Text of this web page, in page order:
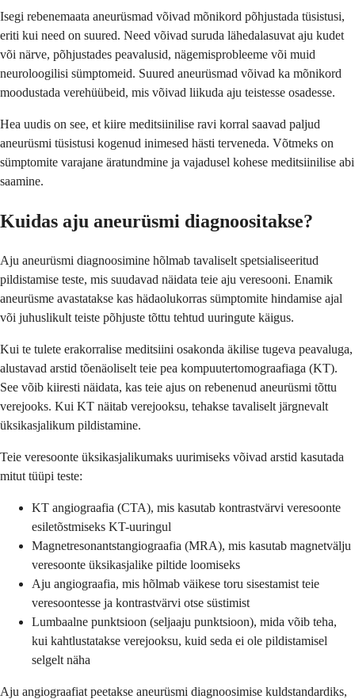
Isegi rebenemaata aneurüsmad võivad mõnikord põhjustada tüsistusi,
eriti kui need on suured. Need võivad suruda lähedalasuvat aju kudet
või närve, põhjustades peavalusid, nägemisprobleeme või muid
neuroloogilisi sümptomeid. Suured aneurüsmad võivad ka mõnikord
moodustada verehüübeid, mis võivad liikuda aju teistesse osadesse.
Hea uudis on see, et kiire meditsiinilise ravi korral saavad paljud
aneurüsmi tüsistusi kogenud inimesed hästi terveneda. Võtmeks on
sümptomite varajane äratundmine ja vajadusel kohese meditsiinilise abi
saamine.
Kuidas aju aneurüsmi diagnoositakse?
Aju aneurüsmi diagnoosimine hõlmab tavaliselt spetsialiseeritud
pildistamise teste, mis suudavad näidata teie aju veresooni. Enamik
aneurüsme avastatakse kas hädaolukorras sümptomite hindamise ajal
või juhuslikult teiste põhjuste tõttu tehtud uuringute käigus.
Kui te tulete erakorralise meditsiini osakonda äkilise tugeva peavaluga,
alustavad arstid tõenäoliselt teie pea kompuutertomograafiaga (KT).
See võib kiiresti näidata, kas teie ajus on rebenenud aneurüsmi tõttu
verejooks. Kui KT näitab verejooksu, tehakse tavaliselt järgnevalt
üksikasjalikum pildistamine.
Teie veresoonte üksikasjalikumaks uurimiseks võivad arstid kasutada
mitut tüüpi teste:
KT angiograafia (CTA), mis kasutab kontrastvärvi veresoonte
esiletõstmiseks KT-uuringul
Magnetresonantstangiograafia (MRA), mis kasutab magnetvälju
veresoonte üksikasjalike piltide loomiseks
Aju angiograafia, mis hõlmab väikese toru sisestamist teie
veresoontesse ja kontrastvärvi otse süstimist
Lumbaalne punktsioon (seljaaju punktsioon), mida võib teha,
kui kahtlustatakse verejooksu, kuid seda ei ole pildistamisel
selgelt näha
Aju angiograafiat peetakse aneurüsmi diagnoosimise kuldstandardiks,